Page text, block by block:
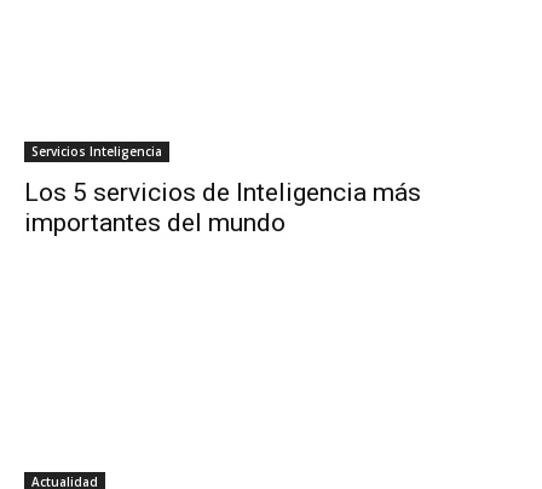
Servicios Inteligencia
Los 5 servicios de Inteligencia más
importantes del mundo
Actualidad